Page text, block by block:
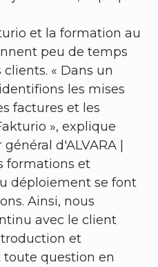
et la formation au
peu de temps
« Dans un
les mises
factures et les
», explique
d'ALVARA |
formations et
déploiement se font
Ainsi, nous
avec le client
et
question en